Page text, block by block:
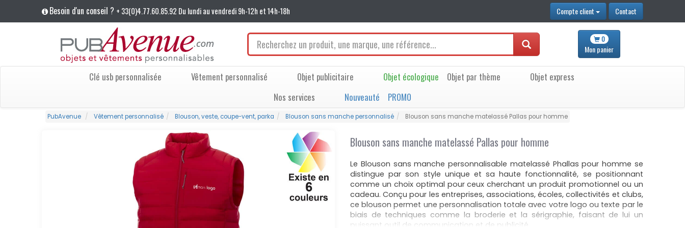
Besoin d'un conseil ? + 33(0)4.77.60.85.92 Du lundi au vendredi 9h-12h et 14h-18h Compte client Contact
0
Monpanier
Clé usb personnalisée Vêtement personnalisé Objet publicitaire Objet écologique Objet par thème
Objet express
Nos services
Nouveauté PROMO
PubAvenue Vêtement personnalisé Blouson, veste, coupe-vent, parka Blouson sans manche personnalisé Blouson sans manche matelassé Pallas pour homme
Blouson sans manche matelassé Pallas pour homme
Le Blouson sans manche personnalisable matelassé Phallas pour homme se
distingue par son style unique et sa haute fonctionnalité, se positionnant
comme un choix optimal pour ceux cherchant un produit promotionnel ou un
cadeau. Conçu pour les entreprises, associations, écoles, collectivités et clubs,
ce blouson permet une personnalisation totale avec votre logo ou texte par le
biais de techniques comme la broderie et la sérigraphie, faisant de lui un
puissant outil de communication et de publicité.